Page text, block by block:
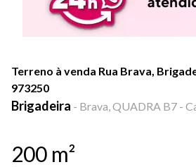
Terreno à venda Rua Brava,
973250
Brigadeira - Brava, QUADRA B7 -
200 m²